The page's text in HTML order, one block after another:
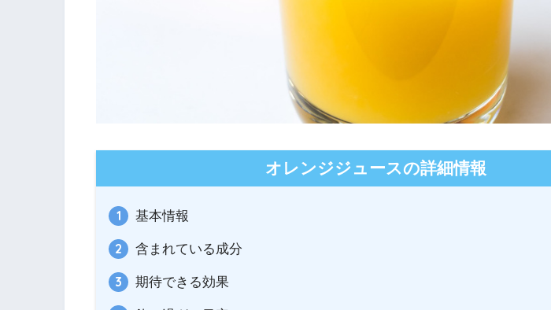
オレンジジュースの詳細情報
基本情報
含まれている成分
期待できる効果